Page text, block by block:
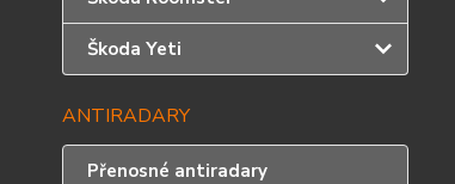
Škoda Yeti
ANTIRADARY
Přenosné antiradary